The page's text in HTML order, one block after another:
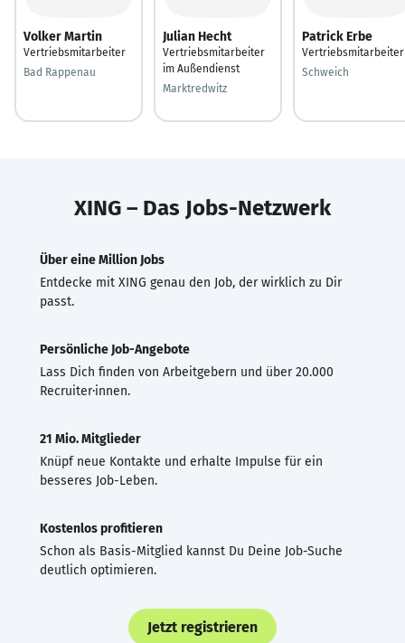
Volker Martin
Vertriebsmitarbeiter
Bad Rappenau
Julian Hecht
Vertriebsmitarbeiter
im Außendienst
Marktredwitz
Patrick Erbe
Vertriebsmitarbeiter
Schweich
XING – Das Jobs-Netzwerk
Über eine Million Jobs
Entdecke mit XING genau den Job, der wirklich zu Dir
passt.
Persönliche Job-Angebote
Lass Dich finden von Arbeitgebern und über 20.000
Recruiter·innen.
21 Mio. Mitglieder
Knüpf neue Kontakte und erhalte Impulse für ein
besseres Job-Leben.
Kostenlos profitieren
Schon als Basis-Mitglied kannst Du Deine Job-Suche
deutlich optimieren.
Jetzt registrieren